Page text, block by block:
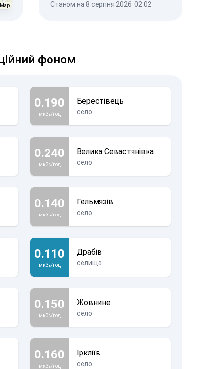
Крим – це Україна!
Станом на 8 серпня 2026, 02:02
фоном
0.190
мкЗв/год
Берестівець
село
0.240
мкЗв/год
Велика Севастянівка
село
0.140
мкЗв/год
Гельмязів
село
0.110
мкЗв/год
Драбів
селище
0.150
мкЗв/год
Жовнине
село
0.160
мкЗв/год
Іркліїв
село